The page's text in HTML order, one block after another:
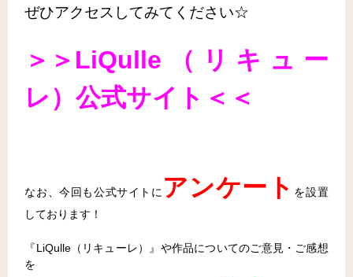
ぜひアクセスしてみてください☆
＞＞LiQulle（リキュー
レ）公式サイト＜＜
なお、今回も公式サイトに アンケート を設置
しております！
『LiQulle（リキューレ）』や作品についてのご意見・ご感想
を